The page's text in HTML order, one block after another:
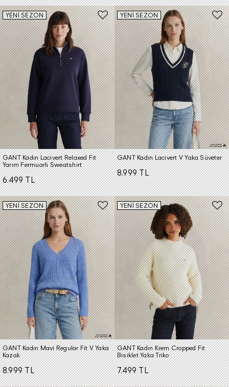
YENİ SEZON
GANT Kadın Lacivert Relaxed Fit
Yarım Fermuarlı Sweatshirt
6.499 TL
YENİ SEZON
GANT Kadın Lacivert V Yaka Süveter
8.999 TL
YENİ SEZON
GANT Kadın Mavi Regular Fit V Yaka
Kazak
8.999 TL
YENİ SEZON
GANT Kadın Krem Cropped Fit
Bisiklet Yaka Triko
7.499 TL